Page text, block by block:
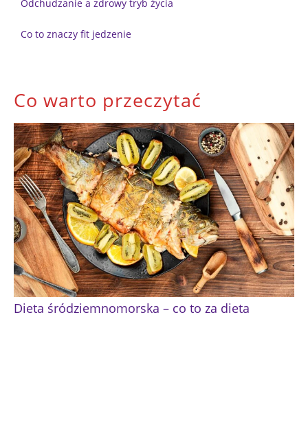
Odchudzanie a zdrowy tryb życia
Co to znaczy fit jedzenie
Co warto przeczytać
Dieta śródziemnomorska – co to za dieta